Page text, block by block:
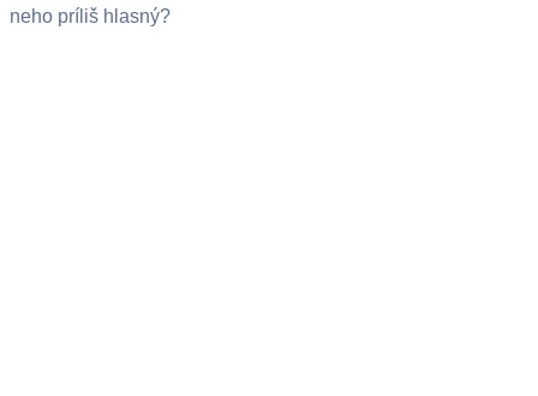
neho príliš hlasný?